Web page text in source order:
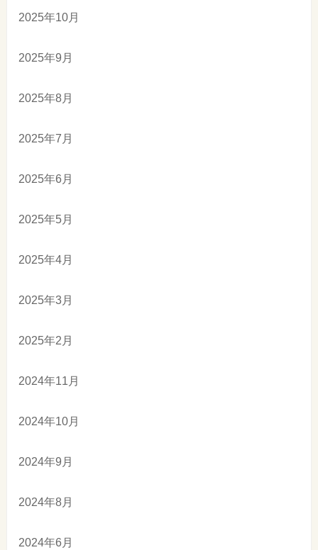
2025年10月
2025年9月
2025年8月
2025年7月
2025年6月
2025年5月
2025年4月
2025年3月
2025年2月
2024年11月
2024年10月
2024年9月
2024年8月
2024年6月